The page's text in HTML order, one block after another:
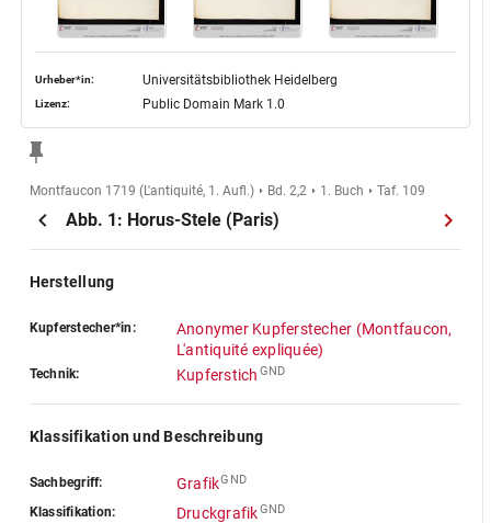
Urheber*in: Universitätsbibliothek Heidelberg
Lizenz: Public Domain Mark 1.0
Montfaucon 1719 (L'antiquité, 1. Aufl.) Bd. 2,2 1. Buch Taf. 109
Abb. 1: Horus-Stele (Paris)
Herstellung
Kupferstecher*in:
Anonymer Kupferstecher (Montfaucon,
L'antiquité expliquée)
Technik: Kupferstich GND
Klassifikation und Beschreibung
Sachbegriff: GrafikGND
Klassifikation: DruckgrafikGND